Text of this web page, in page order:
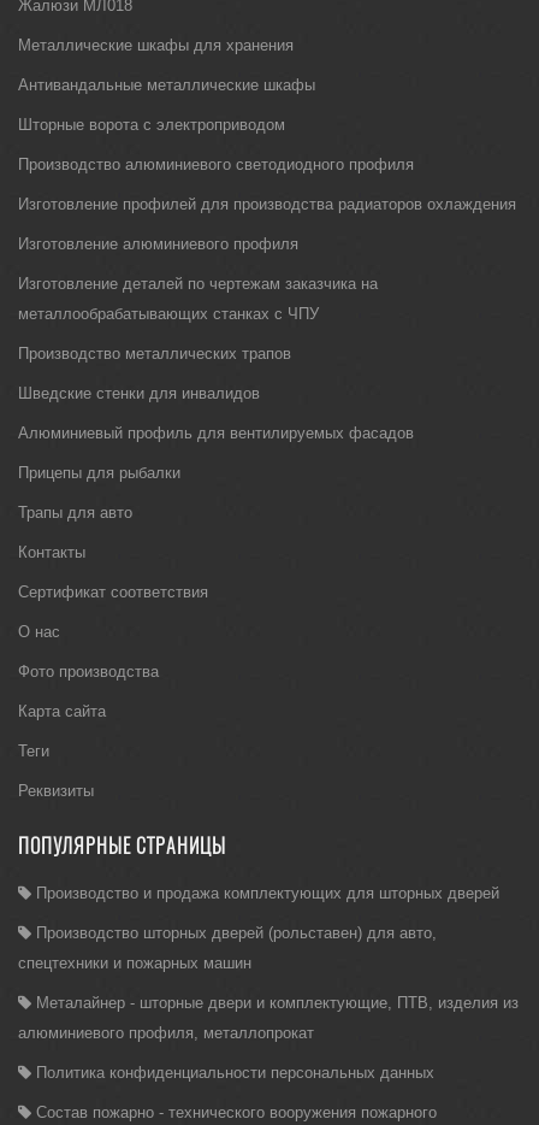
Жалюзи МЛ018
Металлические шкафы для хранения
Антивандальные металлические шкафы
Шторные ворота с электроприводом
Производство алюминиевого светодиодного профиля
Изготовление профилей для производства радиаторов охлаждения
Изготовление алюминиевого профиля
Изготовление деталей по чертежам заказчика на
металлообрабатывающих станках с ЧПУ
Производство металлических трапов
Шведские стенки для инвалидов
Алюминиевый профиль для вентилируемых фасадов
Прицепы для рыбалки
Трапы для авто
Контакты
Сертификат соответствия
О нас
Фото производства
Карта сайта
Теги
Реквизиты
ПОПУЛЯРНЫЕ СТРАНИЦЫ
Производство и продажа комплектующих для шторных дверей
Производство шторных дверей (рольставен) для авто,
спецтехники и пожарных машин
Металайнер - шторные двери и комплектующие, ПТВ, изделия из
алюминиевого профиля, металлопрокат
Политика конфиденциальности персональных данных
Состав пожарно - технического вооружения пожарного